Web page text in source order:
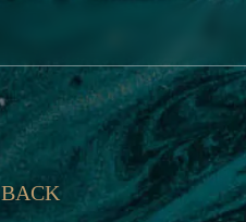
BACK